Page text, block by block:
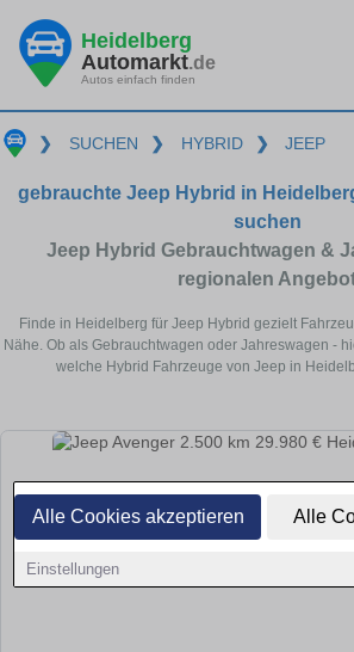
Alle Cookies akzeptieren Alle
Einstellungen
Heidelberg
Automarkt.de
Autos einfach finden
❯ SUCHEN ❯ HYBRID ❯ JEEP
gebrauchte Jeep Hybrid in
suchen
Jeep Hybrid Gebrauchtwagen &
regionalen
Finde in Heidelberg für Jeep Hybrid gezielt
Nähe. Ob als Gebrauchtwagen oder Jahreswagen -
welche Hybrid Fahrzeuge von Jeep in